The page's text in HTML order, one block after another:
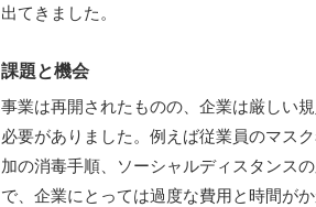
出てきました。
課題と機会
事業は再開されたものの、企業は厳しい
必要がありました。例えば従業員のマス
加の消毒手順、ソーシャルディスタンス
で、企業にとっては過度な費用と時間が